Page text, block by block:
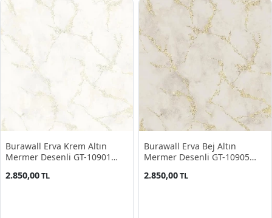
Burawall Erva Krem Altın
Mermer Desenli GT-10901
2.850,00TL
Burawall Erva Bej Altın
Mermer Desenli GT-10905
2.850,00TL